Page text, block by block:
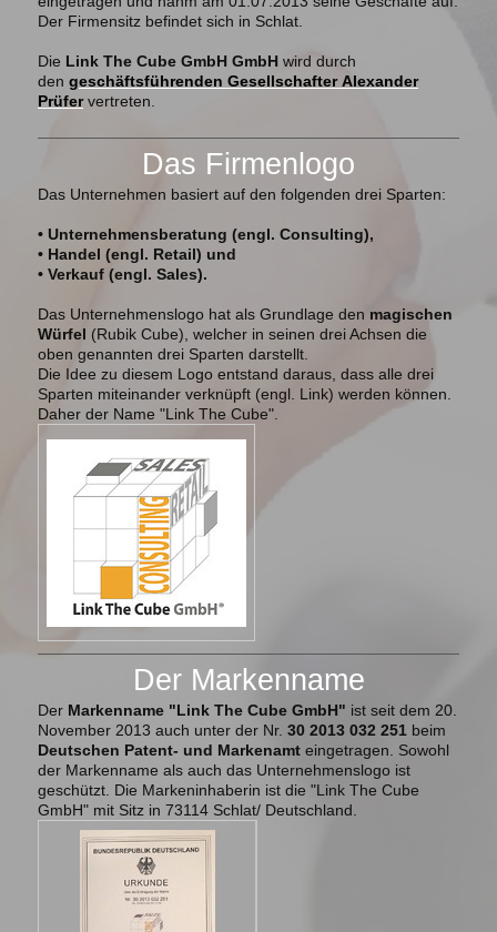
Der Firmensitz befindet sich in Schlat.
Die Link The Cube GmbH GmbH wird durch
den geschäftsführenden GesellschafterAlexander
Prüfervertreten.
Das Firmenlogo
Das Unternehmen basiert auf den folgenden drei Sparten:
• Unternehmensberatung (engl. Consulting),
• Handel (engl. Retail) und
• Verkauf (engl. Sales).
Das Unternehmenslogo hat als Grundlage den magischen
Würfel (Rubik Cube), welcher in seinen drei Achsen die
oben genannten drei Sparten darstellt.
Die Idee zu diesem Logo entstand daraus, dass alle drei
Sparten miteinander verknüpft (engl. Link) werden können.
Daher der Name "Link The Cube".
Der Markenname
Der Markenname "Link The Cube GmbH" ist seit dem 20.
November 2013 auch unter der Nr. 30 2013 032 251 beim
Deutschen Patent- und Markenamt eingetragen . Sowohl
der Markenname als auch das Unternehmenslogo ist
geschützt. Die Markeninhaberin ist die "Link The Cube
GmbH" mit Sitz in 73114 Schlat/ Deutschland.